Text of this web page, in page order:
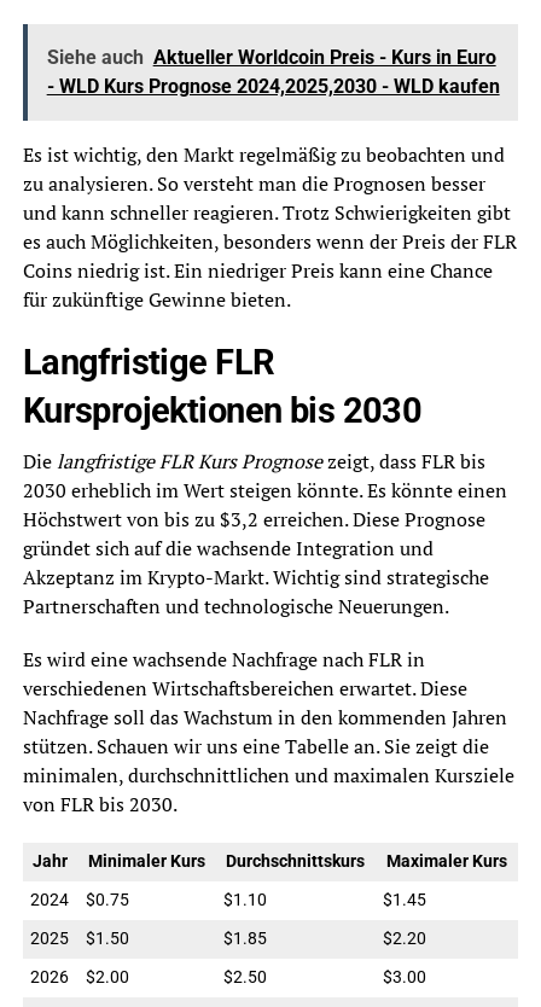
Siehe auch Aktueller Worldcoin Preis - Kurs in Euro
- WLD Kurs Prognose 2024,2025,2030 - WLD kaufen
Es ist wichtig, den Markt regelmäßig zu beobachten und
zu analysieren. So versteht man die Prognosen besser
und kann schneller reagieren. Trotz Schwierigkeiten gibt
es auch Möglichkeiten, besonders wenn der Preis der FLR
Coins niedrig ist. Ein niedriger Preis kann eine Chance
für zukünftige Gewinne bieten.
Langfristige FLR
Kursprojektionen bis 2030
Dielangfristige FLR Kurs Prognosezeigt, dass FLR bis
2030 erheblich im Wert steigen könnte. Es könnte einen
Höchstwert von bis zu $3,2 erreichen. Diese Prognose
gründet sich auf die wachsende Integration und
Akzeptanz im Krypto-Markt. Wichtig sind strategische
Partnerschaften und technologische Neuerungen.
Es wird eine wachsende Nachfrage nach FLR in
verschiedenen Wirtschaftsbereichen erwartet. Diese
Nachfrage soll das Wachstum in den kommenden Jahren
stützen. Schauen wir uns eine Tabelle an. Sie zeigt die
minimalen, durchschnittlichen und maximalen Kursziele
von FLR bis 2030.
Jahr Minimaler Kurs Durchschnittskurs
Maximaler Kurs
2024
$0.75 $1.10
$1.45
2025
$1.50 $1.85
$2.20
2026
$2.00 $2.50
$3.00